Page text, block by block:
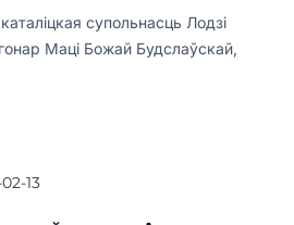
супольнасць Лодзі
Маці Божай Будслаўскай,